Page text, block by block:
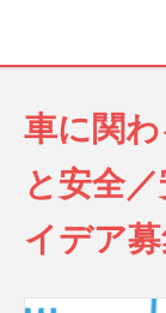
車に関
と安全
イデア